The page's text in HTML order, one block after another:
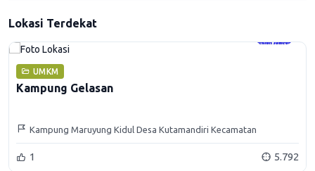
Lokasi Terdekat
UMKM
Kampung Gelasan
Kampung Maruyung Kidul Desa Kutamandiri Kecamatan
Tanjungsari Kabupaten Sumedang
1 5.792